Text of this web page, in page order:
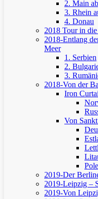
2. Main
3. Rhein
4. Donau
2018 Tour in
2018-Entlang
Meer
1. Serbien
2.
3.
2018-Von der
Iron
Von
2019-Der
2019-Leipzig –
2019-Von